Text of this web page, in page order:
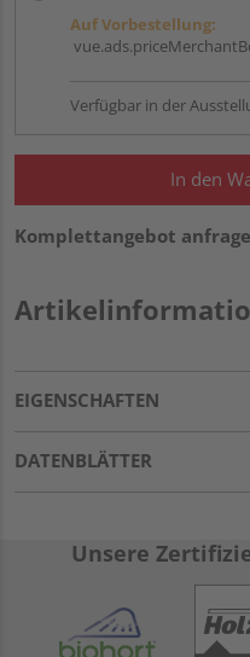
Auf Vorbestellung:
Verfügbar in der
In den
Komplettangebot
EIGENSCHAFTEN
DATENBLÄTTER
Unsere